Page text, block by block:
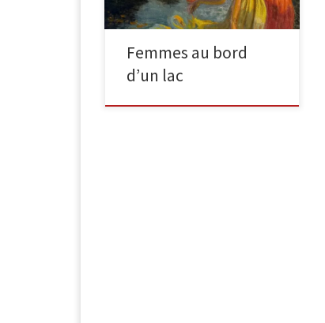
Femmes au bord
d’un lac